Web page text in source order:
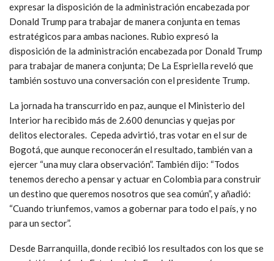
expresar la disposición de la administración encabezada por
Donald Trump para trabajar de manera conjunta en temas
estratégicos para ambas naciones. Rubio expresó la
disposición de la administración encabezada por Donald Trump
para trabajar de manera conjunta; De La Espriella reveló que
también sostuvo una conversación con el presidente Trump.
La jornada ha transcurrido en paz, aunque el Ministerio del
Interior ha recibido más de 2.600 denuncias y quejas por
delitos electorales. Cepeda advirtió, tras votar en el sur de
Bogotá, que aunque reconocerán el resultado, también van a
ejercer “una muy clara observación”. También dijo: “Todos
tenemos derecho a pensar y actuar en Colombia para construir
un destino que queremos nosotros que sea común”, y añadió:
“Cuando triunfemos, vamos a gobernar para todo el país, y no
para un sector”.
Desde Barranquilla, donde recibió los resultados con los que se